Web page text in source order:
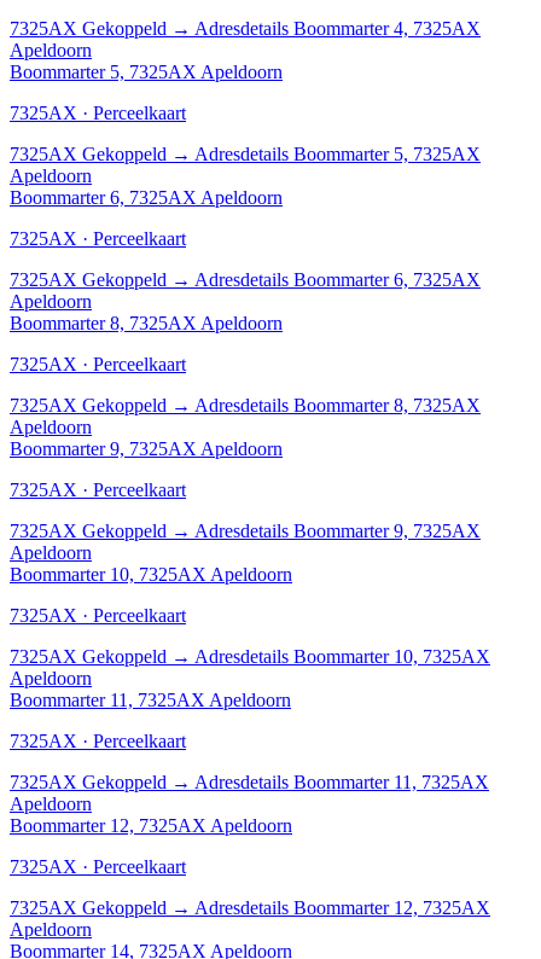
7325AX Gekoppeld → Adresdetails Boommarter 4, 7325AX
Apeldoorn
Boommarter 5, 7325AX Apeldoorn
7325AX · Perceelkaart
7325AX Gekoppeld → Adresdetails Boommarter 5, 7325AX
Apeldoorn
Boommarter 6, 7325AX Apeldoorn
7325AX · Perceelkaart
7325AX Gekoppeld → Adresdetails Boommarter 6, 7325AX
Apeldoorn
Boommarter 8, 7325AX Apeldoorn
7325AX · Perceelkaart
7325AX Gekoppeld → Adresdetails Boommarter 8, 7325AX
Apeldoorn
Boommarter 9, 7325AX Apeldoorn
7325AX · Perceelkaart
7325AX Gekoppeld → Adresdetails Boommarter 9, 7325AX
Apeldoorn
Boommarter 10, 7325AX Apeldoorn
7325AX · Perceelkaart
7325AX Gekoppeld → Adresdetails Boommarter 10, 7325AX
Apeldoorn
Boommarter 11, 7325AX Apeldoorn
7325AX · Perceelkaart
7325AX Gekoppeld → Adresdetails Boommarter 11, 7325AX
Apeldoorn
Boommarter 12, 7325AX Apeldoorn
7325AX · Perceelkaart
7325AX Gekoppeld → Adresdetails Boommarter 12, 7325AX
Apeldoorn
Boommarter 14, 7325AX Apeldoorn